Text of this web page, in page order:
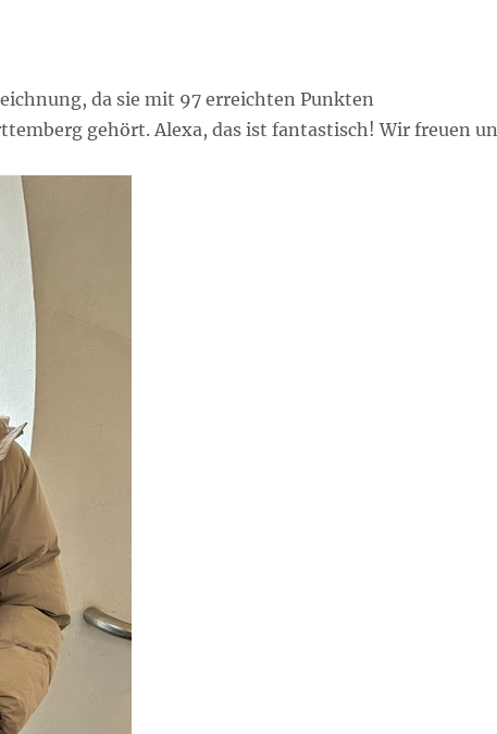
da sie mit 97 erreichten Punkten
gehört. Alexa, das ist fantastisch! Wir freuen